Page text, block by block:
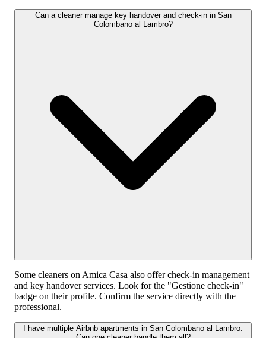
Can a cleaner manage key handover and check-in in San
Colombano al Lambro?
Some cleaners on Amica Casa also offer check-in management
and key handover services. Look for the "Gestione check-in"
badge on their profile. Confirm the service directly with the
professional.
I have multiple Airbnb apartments in San Colombano al Lambro.